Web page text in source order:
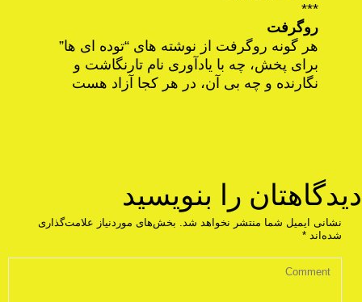
***
روگرفت
هر گونه روگرفت از نوشته های “توده ای ها”
برای پخش، چه با یادآوری نام تارنگاشت و
نگارنده و چه بی آن، در هر کجا آزاد هست
دیدگاهتان را بنویسید
نشانی ایمیل شما منتشر نخواهد شد.
بخش‌های موردنیاز علامت‌گذاری
شده‌اند *